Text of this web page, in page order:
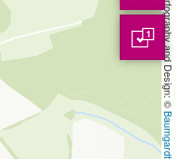
Cartography and Design: ©
1